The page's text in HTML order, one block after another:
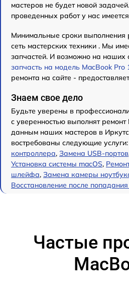
мастеров не будет новой
проведенных работ у нас
Минимальные сроки
сеть мастерских техники . Мы
запчастей. И возможно на наших
запчасть на модель MacBook Pro
ремонта на сайте -
Знаем свое дело
Будьте уверены в
с уверенностью выполнят
данным наших мастеров в
востребованы следующие услуги:
контроллера, Замена USB-портов
Установка системы macOS,
шлейфа, Замена камеры
Восстановление после
Частые